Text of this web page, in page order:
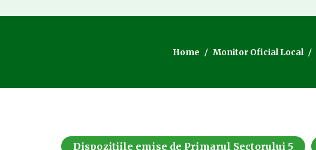
Home Monitor Oficial Local
Dispozitiile emise de Primarul Sectorului 5